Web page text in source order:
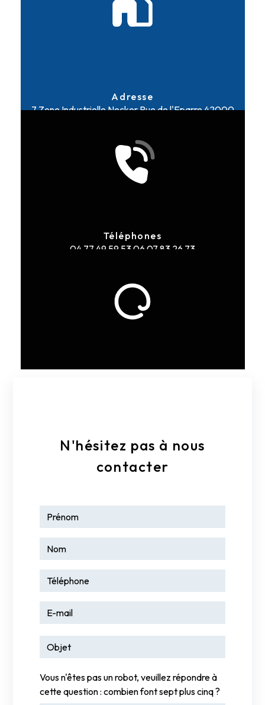
Adresse
7 Zone Industrielle Necker Rue de l'Eparre42000
Téléphones
04 77 49 59 5306 07 83 26 73
N'hésitez pas à nous
contacter
Vous n'êtes pas un robot, veuillez répondre à
cette question : combien font sept plus cinq ?